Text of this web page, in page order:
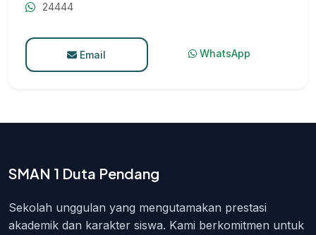
24444
Email WhatsApp
SMAN 1 Duta Pendang
Sekolah unggulan yang mengutamakan prestasi
akademik dan karakter siswa. Kami berkomitmen untuk